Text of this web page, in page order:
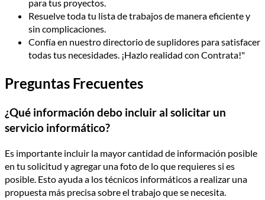
para tus proyectos.
Resuelve toda tu lista de trabajos de manera eficiente y
sin complicaciones.
Confía en nuestro directorio de suplidores para satisfacer
todas tus necesidades. ¡Hazlo realidad con Contrata!"
Preguntas Frecuentes
¿Qué información debo incluir al solicitar un
servicio informático?
Es importante incluir la mayor cantidad de información posible
en tu solicitud y agregar una foto de lo que requieres si es
posible. Esto ayuda a los técnicos informáticos a realizar una
propuesta más precisa sobre el trabajo que se necesita.